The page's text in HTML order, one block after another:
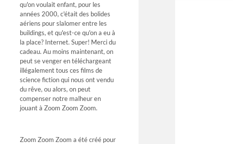
qu'on voulait enfant, pour les
années 2000, c'était des bolides
aériens pour slalomer entre les
buildings, et qu'est-ce qu'on a eu à
la place? Internet. Super! Merci du
cadeau. Au moins maintenant, on
peut se venger en téléchargeant
illégalement tous ces films de
science fiction qui nous ont vendu
du rêve, ou alors, on peut
compenser notre malheur en
jouant à Zoom Zoom Zoom.
Zoom Zoom Zoom a été créé pour